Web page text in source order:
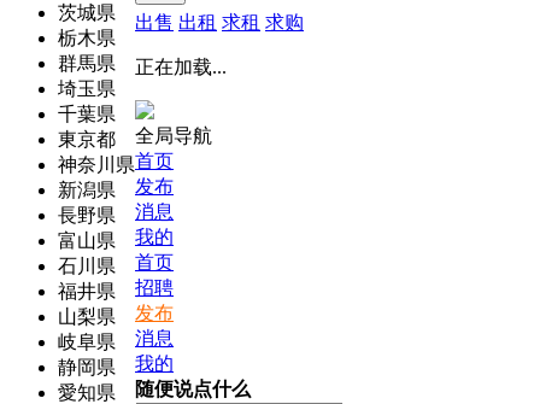
茨城県
栃木県
群馬県
埼玉県
千葉県
東京都
神奈川県
新潟県
長野県
富山県
石川県
福井県
山梨県
岐阜県
静岡県
愛知県
出售 出租 求租 求购
正在加载...
全局导航
首页
发布
消息
我的
首页
招聘
发布
消息
我的
随便说点什么